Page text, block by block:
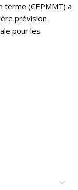
(CEPMMT) a
prévision
pour les